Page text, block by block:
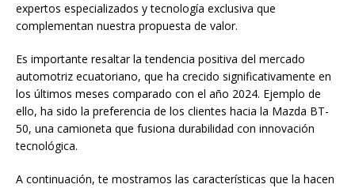
expertos especializados y tecnología exclusiva que
complementan nuestra propuesta de valor.
Es importante resaltar la tendencia positiva del mercado
automotriz ecuatoriano, que ha crecido significativamente en
los últimos meses comparado con el año 2024. Ejemplo de
ello, ha sido la preferencia de los clientes hacia la Mazda BT-
50, una camioneta que fusiona durabilidad con innovación
tecnológica.
A continuación, te mostramos las características que la hacen